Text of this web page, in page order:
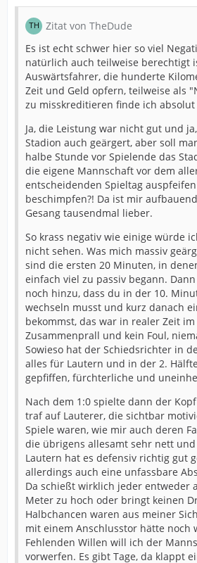
Zitat von TheDude
Es ist echt schwer hier so viel
natürlich auch teilweise berechtigt
Auswärtsfahrer, die hunderte
Zeit und Geld opfern, teilweise als
zu misskreditieren finde ich
Ja, die Leistung war nicht gut und
Stadion auch geärgert, aber soll
halbe Stunde vor Spielende das
die eigene Mannschaft vor dem
entscheidenden Spieltag
beschimpfen?! Da ist mir
Gesang tausendmal lieber.
So krass negativ wie einige würde
nicht sehen. Was mich massiv
sind die ersten 20 Minuten, in
einfach viel zu passiv begann.
noch hinzu, dass du in der 10.
wechseln musst und kurz danach
bekommst, das war in realer Zeit
Zusammenprall und kein Foul,
Sowieso hat der Schiedsrichter in
alles für Lautern und in der 2.
gepfiffen, fürchterliche und
Nach dem 1:0 spielte dann der
traf auf Lauterer, die sichtbar
Spiele waren, wie mir auch deren
die übrigens allesamt sehr nett
Lautern hat es defensiv richtig gut
allerdings auch eine unfassbare
Da schießt wirklich jeder entweder
Meter zu hoch oder bringt keinen
Halbchancen waren aus meiner
mit einem Anschlusstor hätte noch
Fehlenden Willen will ich der
vorwerfen. Es gibt Tage, da klappt